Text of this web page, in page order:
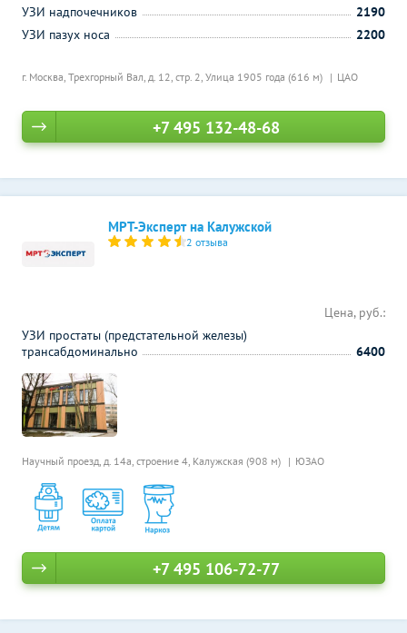
г. Москва, Трехгорный Вал, д. 12, стр. 2, Улица 1905 года (616 м) ЦАО
УЗИ надпочечников
2190
УЗИ пазух носа
2200
+7 495 132-48-68
МРТ-Эксперт на Калужской
2 отзыва
Научный проезд, д. 14а, строение 4, Калужская (908 м) ЮЗАО
Цена, руб.:
УЗИ простаты (предстательной железы)
трансабдоминально
6400
+7 495 106-72-77